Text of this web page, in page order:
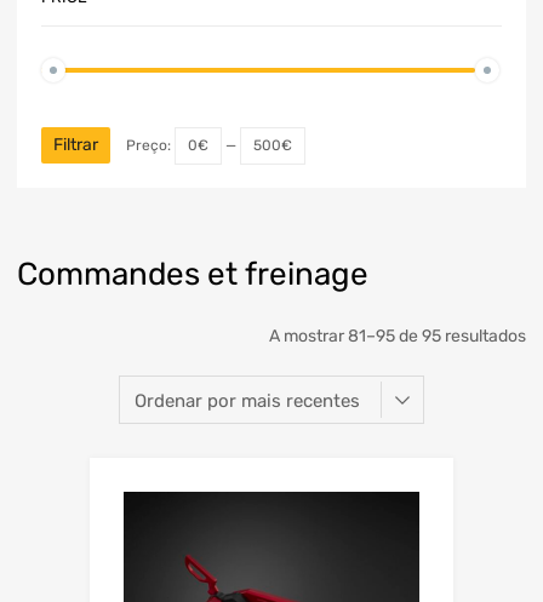
Commandes et freinage
A mostrar 81–95 de 95 resultados
Filtrar Preço: 0€ — 500€